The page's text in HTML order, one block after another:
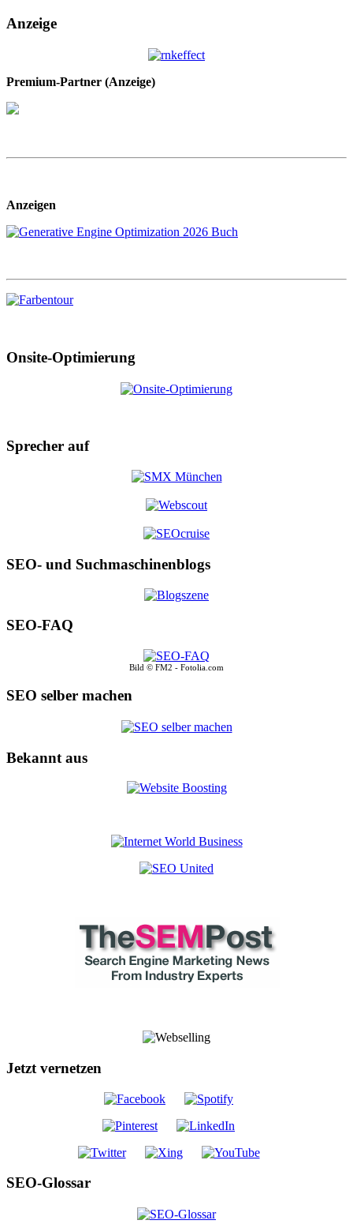
Anzeige
Premium-Partner (Anzeige)
Anzeigen
Onsite-Optimierung
Sprecher auf
SEO- und Suchmaschinenblogs
SEO-FAQ
Bild © FM2 - Fotolia.com
SEO selber machen
Bekannt aus
Jetzt vernetzen
SEO-Glossar